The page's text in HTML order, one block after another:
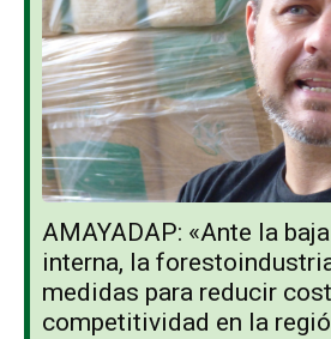
AMAYADAP: «Ante la
interna, la
medidas para reducir
competitividad en la